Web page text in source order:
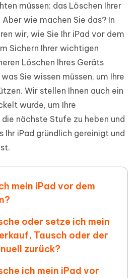
müssen: das Löschen Ihrer
wie machen Sie das? In
wir, wie Sie Ihr iPad vor dem
Sichern Ihrer wichtigen
Löschen Ihres Geräts
Sie wissen müssen, um Ihre
Wir stellen Ihnen auch ein
wurde, um Ihre
nächste Stufe zu heben und
Ihr iPad gründlich gereinigt und
mein iPad vor dem
oder setze ich mein
Tausch oder der
zurück?
ich mein iPad vor